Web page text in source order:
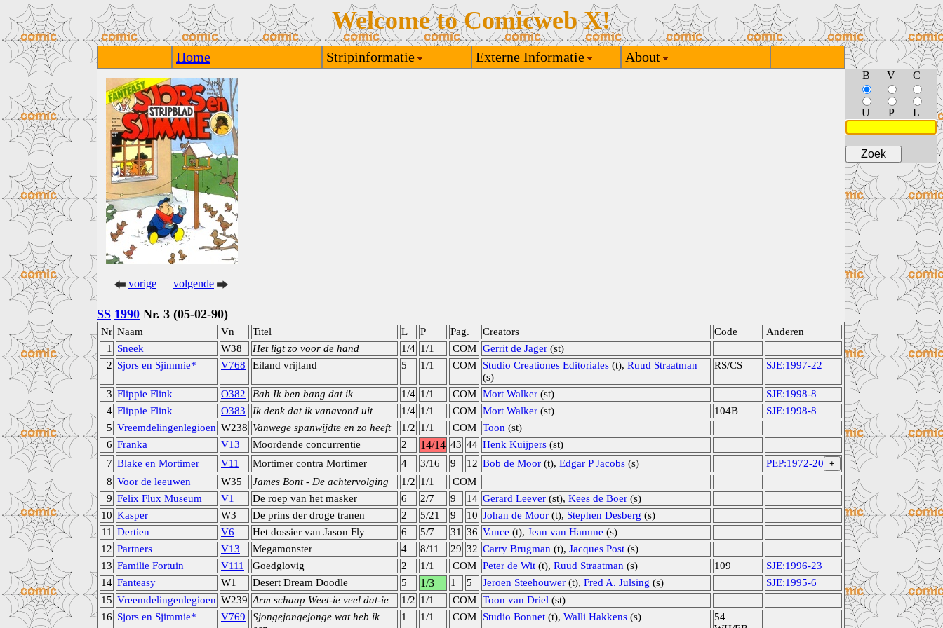
Welcome to Comicweb X!
Home Stripinformatie Externe Informatie About
vorige volgende
SS 1990 Nr. 3 (05-02-90)
Nr Naam Vn Titel L P Pag. Creators Code
Anderen
1
Sneek W38 Het ligt zo voor de hand 1/4 1/1 COM Gerrit de Jager (st)
2 Sjors en Sjimmie* V768 Eiland vrijland 5 1/1 COM Studio Creationes Editoriales (t), Ruud Straatman
(s)
RS/CS SJE:1997-22
3 Flippie Flink O382 Bah Ik ben bang dat ik 1/4 1/1 COM Mort Walker (st)
SJE:1998-8
4 Flippie Flink O383 Ik denk dat ik vanavond uit 1/4 1/1 COM Mort Walker (st) 104B
SJE:1998-8
5 Vreemdelingenlegioen W238 Vanwege spanwijdte en zo heeft 1/2 1/1 COM Toon (st)
6 Franka V13 Moordende concurrentie 2 14/14 43 44 Henk Kuijpers (st)
7 Blake en Mortimer V11 Mortimer contra Mortimer 4 3/16 9 12 Bob de Moor (t), Edgar P Jacobs (s) PEP:1972-20 +
8 Voor de leeuwen W35 James Bont - De achtervolging 1/2 1/1
COM
9 Felix Flux Museum V1 De roep van het masker 6 2/7 9 14 Gerard Leever (st), Kees de Boer (s)
10 Kasper W3 De prins der droge tranen 2 5/21 9 10 Johan de Moor (t), Stephen Desberg (s)
11
Dertien V6 Het dossier van Jason Fly 6 5/7 31 36 Vance (t), Jean van Hamme (s)
12 Partners V13 Megamonster 4 8/11 29 32 Carry Brugman (t), Jacques Post (s)
13 Familie Fortuin V111 Goedglovig 2 1/1 COM Peter de Wit (t), Ruud Straatman (s) 109
SJE:1996-23
14 Fanteasy W1 Desert Dream Doodle 5 1/3 1 5 Jeroen Steehouwer (t), Fred A. Julsing (s)
SJE:1995-6
15 Vreemdelingenlegioen W239 Arm schaap Weet-ie veel dat-ie 1/2 1/1 COM Toon van Driel (st)
16 Sjors en Sjimmie* V769
Sjongejongejonge wat heb ik
1 1/1 COM Studio Bonnet (t), Walli Hakkens (s)
54
B V C
U P L